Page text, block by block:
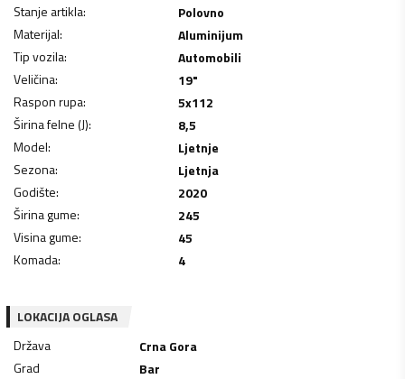
Stanje artikla:
Polovno
Materijal:
Aluminijum
Tip vozila:
Automobili
Veličina:
19"
Raspon rupa:
5x112
Širina felne (J):
8,5
Model:
Ljetnje
Sezona:
Ljetnja
Godište:
2020
Širina gume:
245
Visina gume:
45
Komada: 4
LOKACIJA OGLASA
Država
Crna Gora
Grad
Bar